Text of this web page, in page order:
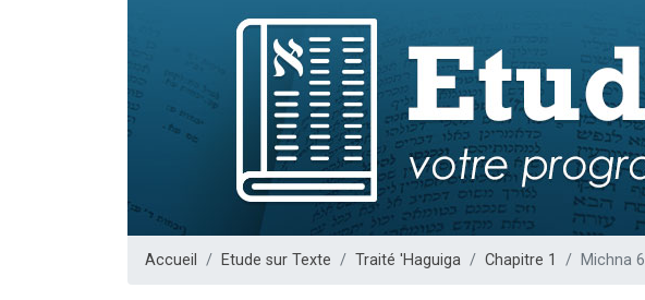
13 personnes viennent de demander
30 personnes viennent de faire
Il reste 49 places pour étudier en
12 nouvelles musiques dans
29 personnes viennent de demander
Accueil Etude sur Texte Traité 'Haguiga Chapitre 1 Michna 6